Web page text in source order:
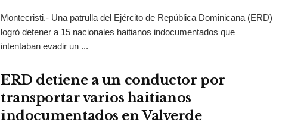
Montecristi.- Una patrulla del Ejército de República Dominicana (ERD)
logró detener a 15 nacionales haitianos indocumentados que
intentaban evadir un ...
ERD detiene a un conductor por
transportar varios haitianos
indocumentados en Valverde